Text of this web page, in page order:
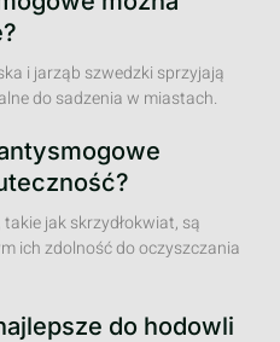
i jarząb szwedzki sprzyjają
do sadzenia w miastach.
jak skrzydłokwiat, są
ich zdolność do oczyszczania
do hodowli